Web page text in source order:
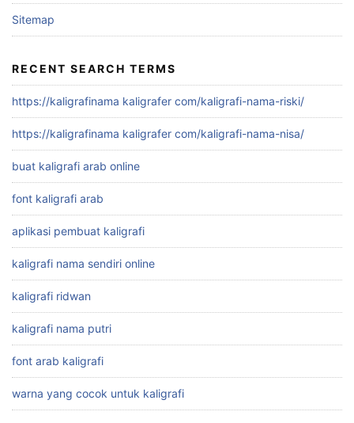
Sitemap
RECENT SEARCH TERMS
https://kaligrafinama kaligrafer com/kaligrafi-nama-riski/
https://kaligrafinama kaligrafer com/kaligrafi-nama-nisa/
buat kaligrafi arab online
font kaligrafi arab
aplikasi pembuat kaligrafi
kaligrafi nama sendiri online
kaligrafi ridwan
kaligrafi nama putri
font arab kaligrafi
warna yang cocok untuk kaligrafi